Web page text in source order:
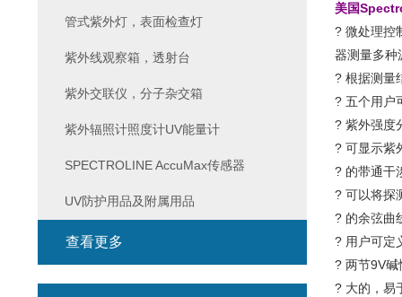
美国
? 微处理控
器测量多种
? 根据测量
? 五个用户
? 紫外强度
? 可显示紫
? 的带通干
? 可以将探
? 的余弦曲
? 用户可定
? 两节9V碱
? 大的，易
管式紫外灯，表面检查灯
紫外线观察箱，透射台
紫外交联仪，分子杂交箱
紫外辐照计照度计UV能量计
SPECTROLINE AccuMax传感器
UV防护用品及附属用品
查看更多